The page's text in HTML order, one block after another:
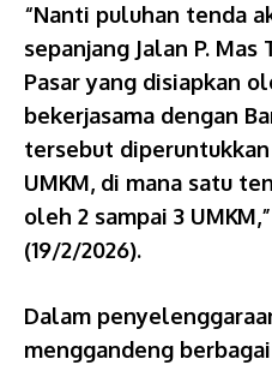
“Nanti puluhan tenda
sepanjang Jalan P. Mas
Pasar yang disiapkan
bekerjasama dengan
tersebut
UMKM, di mana satu
oleh 2 sampai 3
(19/2/2026).
Dalam
menggandeng